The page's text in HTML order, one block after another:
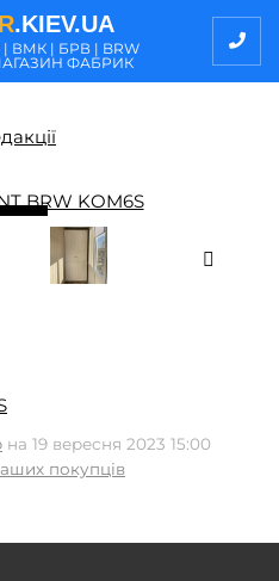
.KIEV.UA
ВМК | БРВ | BRW
ФАБРИК
на 19 вересня 2023 15:00
покупців